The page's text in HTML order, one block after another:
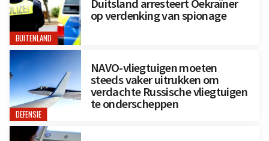
BUITENLAND
Duitsland arresteert Oekraïner
op verdenking van spionage
DEFENSIE
NAVO-vliegtuigen moeten
steeds vaker uitrukken om
verdachte Russische vliegtuigen
te onderscheppen